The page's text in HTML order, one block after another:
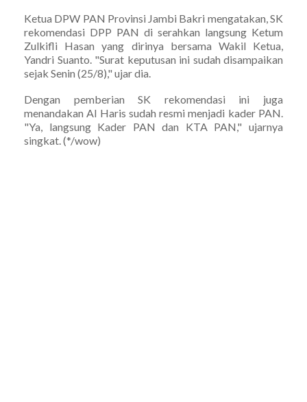
Ketua DPW PAN Provinsi Jambi Bakri mengatakan, SK
rekomendasi DPP PAN di serahkan langsung Ketum
Zulkifli Hasan yang dirinya bersama Wakil Ketua,
Yandri Suanto. "Surat keputusan ini sudah disampaikan
sejak Senin (25/8)," ujar dia.
Dengan pemberian SK rekomendasi ini juga
menandakan Al Haris sudah resmi menjadi kader PAN.
"Ya, langsung Kader PAN dan KTA PAN," ujarnya
singkat. (*/wow)